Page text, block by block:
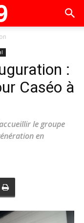
:
Caséo à
le groupe
en